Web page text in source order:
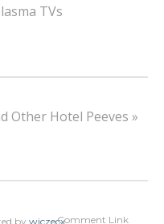
TVs
Other Hotel Peeves »
by wiczecxComment Link